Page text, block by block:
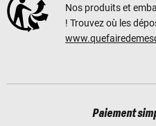
Nos produits et
! Trouvez où les
Paiement